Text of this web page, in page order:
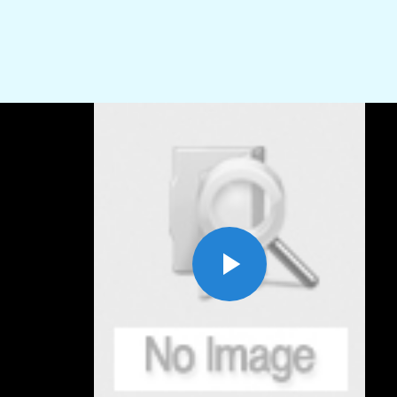
Play
Video